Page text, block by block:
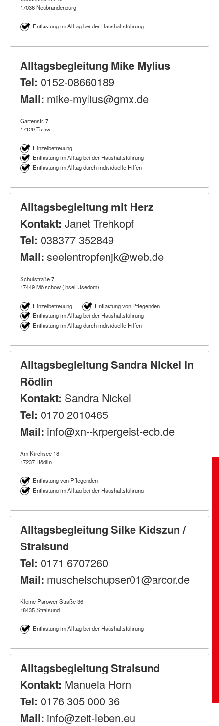
17036 Neubrandenburg
Entlastung im Alltag bei der Haushaltsführung
Alltagsbegleitung Mike Mylius
Tel: 0152-08660189
Mail: mike-mylius@gmx.de
Gartenstr. 7
17129 Tutow
Einzelbetreuung
Entlastung im Alltag bei der Haushaltsführung
Entlastung im Alltag durch individuelle Hilfen
Alltagsbegleitung mit Herz
Kontakt: Janet Trehkopf
Tel: 038377 352849
Mail: seelentropfenjk@web.de
Schulstraße 7
17449 Mölschow (Insel Usedom)
Einzelbetreuung
Entlastung von Pflegenden
Entlastung im Alltag bei der Haushaltsführung
Entlastung im Alltag durch individuelle Hilfen
Alltagsbegleitung Sandra Nickel in
Rödlin
Kontakt: Sandra Nickel
Tel: 0170 2010465
Mail: info@xn--krpergeist-ecb.de
Am Kirchsee 18
17237 Rödlin
Entlastung von Pflegenden
Entlastung im Alltag bei der Haushaltsführung
Alltagsbegleitung Silke Kidszun /
Stralsund
Tel: 0171 6707260
Mail: muschelschupser01@arcor.de
Kleine Parower Straße 36
18435 Stralsund
Entlastung im Alltag bei der Haushaltsführung
Alltagsbegleitung Stralsund
Kontakt: Manuela Horn
Tel: 0176 305 000 36
Mail: info@zeit-leben.eu